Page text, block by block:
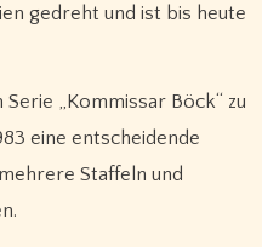
gedreht und ist bis heute
„Kommissar Böck“ zu
eine entscheidende
Staffeln und